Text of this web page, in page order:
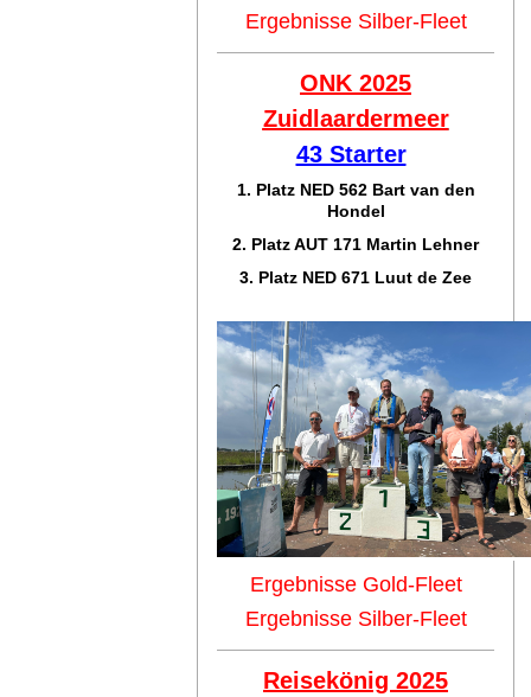
Ergebnisse Silber-Fleet
ONK 2025
Zuidlaardermeer
43 Starter
1. Platz NED 562 Bart van den
Hondel
2. Platz AUT 171 Martin Lehner
3. Platz NED 671 Luut de Zee
Ergebnisse Gold-Fleet
Ergebnisse Silber-Fleet
Reisekönig 2025